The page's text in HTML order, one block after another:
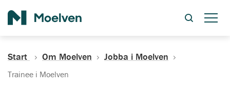
Start Om Moelven Jobba i Moelven
Trainee i Moelven